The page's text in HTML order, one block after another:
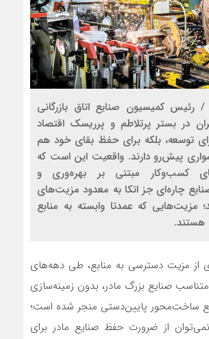
/ رئیس کمیسیون صنایع اتاق بازرگانی
در بستر پرتلاطم و پرریسک اقتصاد
توسعه، بلکه برای حفظ بقای خود هم
پیش‌رو دارند. واقعیت این است که
کسب‌وکار مبتنی بر بهره‌‌‌وری و
چاره‌ای جز اتکا به معدود مزیت‌های
مزیت‌هایی که عمدتا وابسته به منابع
هستند.
از مزیت دسترسی به منابع، طی دهه‌‌‌های
صنایع بزرگ مادر، بدون زمینه‌‌‌سازی
ساخت‌‌‌محور پایین‌‌‌دستی منجر شده است؛
از ضرورت حفظ صنایع مادر برای